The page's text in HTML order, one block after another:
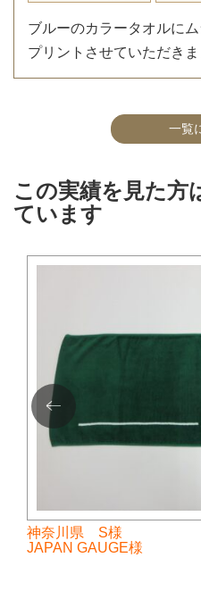
ブルーのカラータオルに
プリントさせていただきま
一覧
この実績を見た方
ています
神奈川県 S様
JAPAN GAUGE様